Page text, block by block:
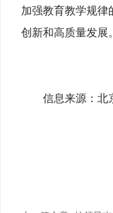
加强教育教学规律
创新和高质量发展。
信息来源：北